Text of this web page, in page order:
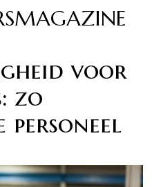
voor
zo
personeel